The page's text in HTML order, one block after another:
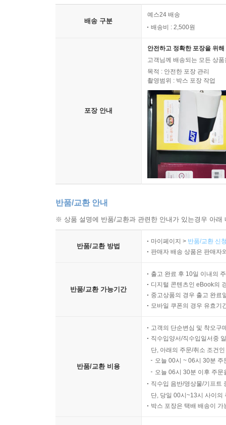
배송 구분
예스24 배송
배송비 : 2,500원
포장 안내
안전하고 정확한 포장을 위
고객님께 배송되는 모든 상
목적 : 안전한 포장 관리
촬영범위 : 박스 포장 작업
반품/교환 안내
※ 상품 설명에 반품/교환과 관련한 안내가 있는경우 아
반품/교환 방법
마이페이지 > 반품/교환 신
판매자 배송 상품은 판매자
반품/교환 가능기간
출고 완료 후 10일 이내의
디지털 콘텐츠인 eBook의
중고상품의 경우 출고 완료
모바일 쿠폰의 경우 유효기
반품/교환 비용
고객의 단순변심 및 착오구
직수입양서/직수입일서중
단, 아래의 주문/취소 조건
오늘 00시 ~ 06시 30분
오늘 06시 30분 이후 주
직수입 음반/영상물/기프트
단, 당일 00시~13시 사이의
박스 포장은 택배 배송이